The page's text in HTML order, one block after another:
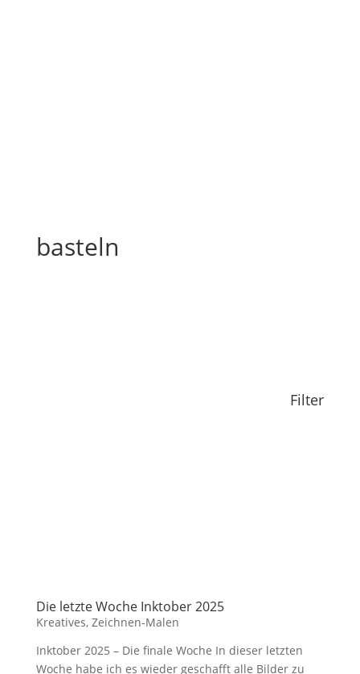
basteln
Filter
Die letzte Woche Inktober 2025
Kreatives, Zeichnen-Malen
Inktober 2025 – Die finale Woche In dieser letzten
Woche habe ich es wieder geschafft alle Bilder zu